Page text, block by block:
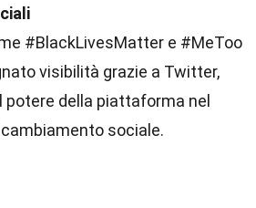
#BlackLivesMatter e #MeToo
visibilità grazie a Twitter,
potere della piattaforma nel
sociale.